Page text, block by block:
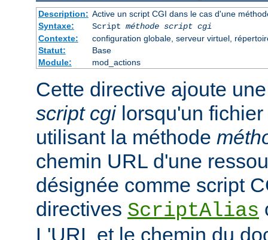
Description: Active un script CGI dans le cas d'une
Syntaxe:
Script méthode script cgi
Contexte:
configuration globale, serveur virtuel,
Statut:
Base
Module:
mod_actions
Cette directive ajoute
script cgilorsqu'un fichier
utilisant la méthode
chemin URL d'une
désignée comme script
directives ScriptAlias
L'URL et le chemin du